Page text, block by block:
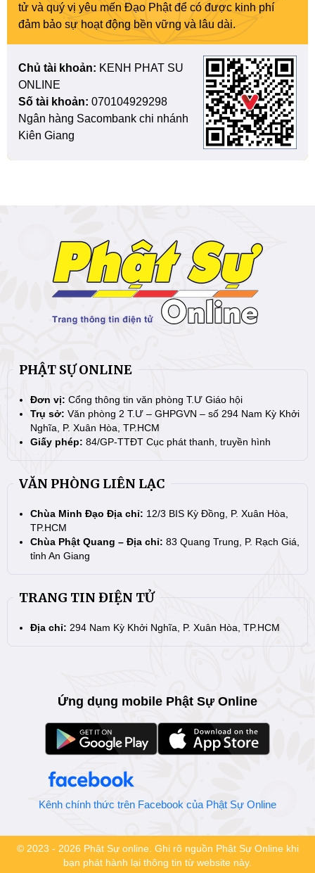
tử và quý vị yêu mến Đạo Phật để có được kinh phí
đảm bảo sự hoạt động bền vững và lâu dài.
Chủ tài khoản: KENH PHAT SU
ONLINE
Số tài khoản: 070104929298
Ngân hàng Sacombank chi nhánh
Kiên Giang
PHẬT SỰ ONLINE
Đơn vị: Cổng thông tin văn phòng T.Ư Giáo hội
Trụ sở: Văn phòng 2 T.Ư – GHPGVN – số 294 Nam Kỳ Khởi
Nghĩa, P. Xuân Hòa, TP.HCM
Giấy phép: 84/GP-TTĐT Cục phát thanh, truyền hình
VĂN PHÒNG LIÊN LẠC
Chùa Minh Đạo Địa chỉ: 12/3 BIS Kỳ Đồng, P. Xuân Hòa,
TP.HCM
Chùa Phật Quang – Địa chỉ: 83 Quang Trung, P. Rạch Giá,
tỉnh An Giang
TRANG TIN ĐIỆN TỬ
Địa chỉ: 294 Nam Kỳ Khởi Nghĩa, P. Xuân Hòa, TP.HCM
Ứng dụng mobile Phật Sự Online
Kênh chính thức trên Facebook của Phật Sự Online
© 2023 - 2026 Phật Sự online. Ghi rõ nguồn Phật Sự Online khi
bạn phát hành lại thông tin từ website này.